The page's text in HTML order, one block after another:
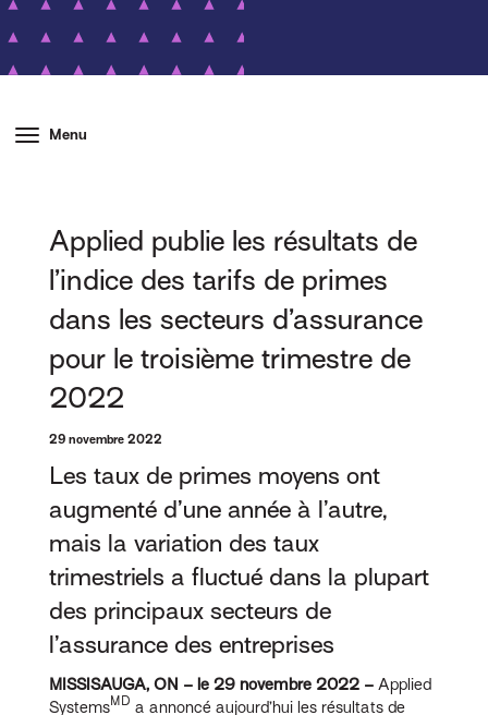
Menu
Applied publie les résultats de
l’indice des tarifs de primes
dans les secteurs d’assurance
pour le troisième trimestre de
2022
29 novembre 2022
Les taux de primes moyens ont
augmenté d’une année à l’autre,
mais la variation des taux
trimestriels a fluctué dans la plupart
des principaux secteurs de
l’assurance des entreprises
MISSISAUGA, ON – le 29 novembre 2022 – Applied
SystemsMD a annoncé aujourd’hui les résultats de